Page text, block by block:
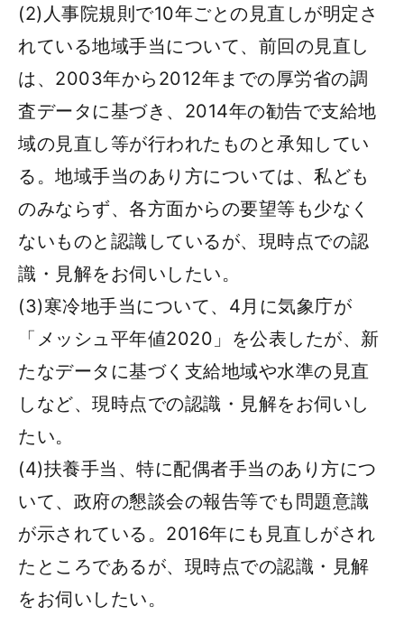
(2)人事院規則で10年ごとの見直しが明定さ
れている地域手当について、前回の見直し
は、2003年から2012年までの厚労省の調
査データに基づき、2014年の勧告で支給地
域の見直し等が行われたものと承知してい
る。地域手当のあり方については、私ども
のみならず、各方面からの要望等も少なく
ないものと認識しているが、現時点での認
識・見解をお伺いしたい。
(3)寒冷地手当について、4月に気象庁が
「メッシュ平年値2020」を公表したが、新
たなデータに基づく支給地域や水準の見直
しなど、現時点での認識・見解をお伺いし
たい。
(4)扶養手当、特に配偶者手当のあり方につ
いて、政府の懇談会の報告等でも問題意識
が示されている。2016年にも見直しがされ
たところであるが、現時点での認識・見解
をお伺いしたい。